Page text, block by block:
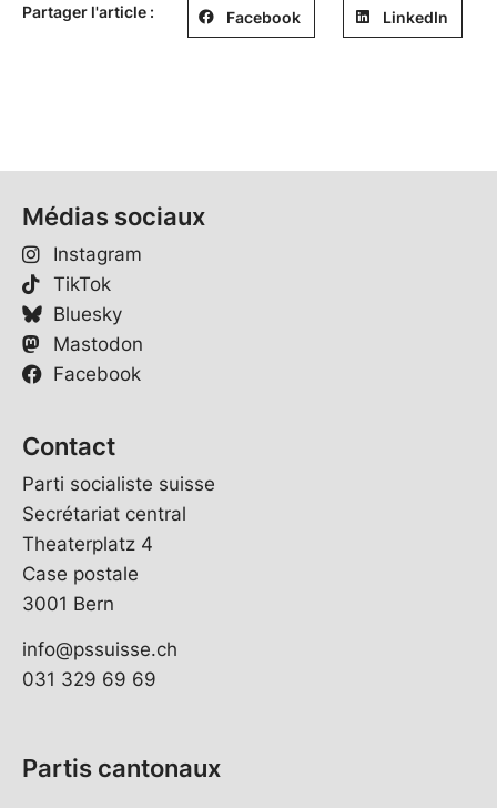
Partager l'article : Facebook LinkedIn
Médias sociaux
Instagram
TikTok
Bluesky
Mastodon
Facebook
Contact
Parti socialiste suisse
Secrétariat central
Theaterplatz 4
Case postale
3001 Bern
info@pssuisse.ch
031 329 69 69
Partis cantonaux